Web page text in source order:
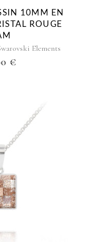
10MM EN
ROUGE
Elements
€